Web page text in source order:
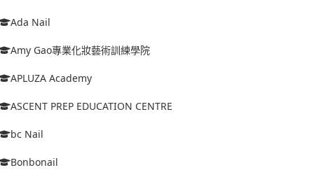
Ada Nail
Amy Gao專業化妝藝術訓練學院
APLUZA Academy
ASCENT PREP EDUCATION CENTRE
bc Nail
Bonbonail